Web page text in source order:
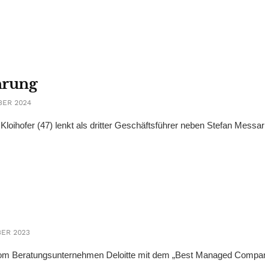
2024
(47) lenkt als dritter Geschäftsführer neben Stefan
2023
Beratungsunternehmen Deloitte mit dem „Best Managed